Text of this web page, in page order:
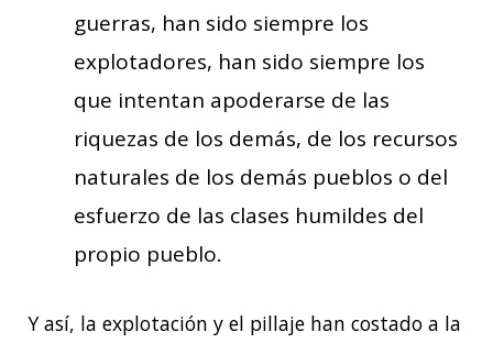
guerras, han sido siempre los
explotadores, han sido siempre los
que intentan apoderarse de las
riquezas de los demás, de los recursos
naturales de los demás pueblos o del
esfuerzo de las clases humildes del
propio pueblo.
Y así, la explotación y el pillaje han costado a la